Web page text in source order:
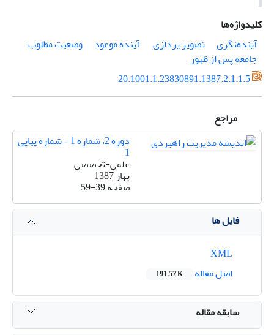
کلیدواژه‌ها
آینده‌نگری
تصویر پردازی ‌ آینده موعود‏‌
وضعیت مطلوب
جامعه پس از ظهور
20.1001.1.23830891.1387.2.1.1.5
مراجع
دوره 2، شماره 1 - شماره پیاپی
1
علمی-تخصصی
بهار 1387
صفحه59-39
فایل ها
اصل مقاله
191.57 K
سابقه مقاله